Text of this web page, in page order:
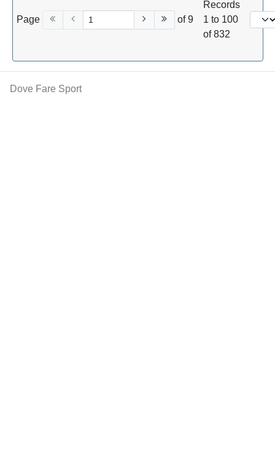
Page of 9
Records
1 to 100
of 832
Dove Fare Sport